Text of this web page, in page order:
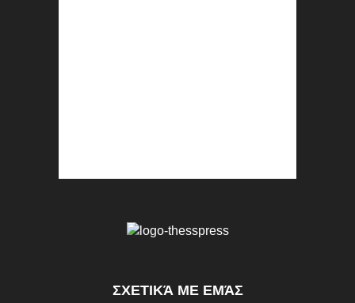
ΣΧΕΤΙΚΆ ΜΕ ΕΜΆΣ